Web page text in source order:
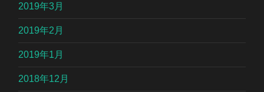
2019年3月
2019年2月
2019年1月
2018年12月